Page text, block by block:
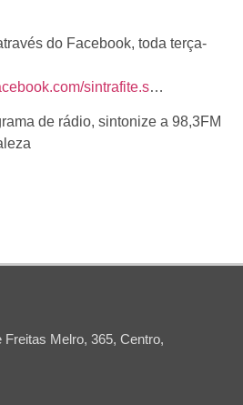
do Facebook, toda terça-
sintrafite.s…
de rádio, sintonize a 98,3FM
Freitas Melro, 365, Centro,